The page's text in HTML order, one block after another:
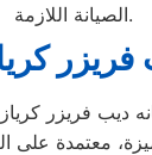
الصيانة اللازمة.
فريزر
ديب فريزر
معتمدة على